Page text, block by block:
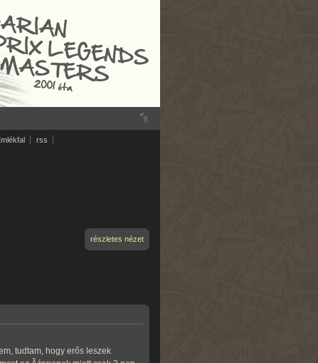
rss
részletes nézet
tudtam, hogy erős leszek